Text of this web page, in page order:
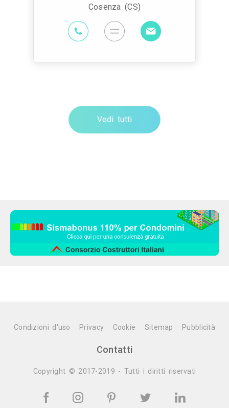
Cosenza (CS)
Vedi tutti
Condizioni d'uso Privacy Cookie Sitemap Pubblicità
Contatti
Copyright © 2017-2019 - Tutti i diritti riservati